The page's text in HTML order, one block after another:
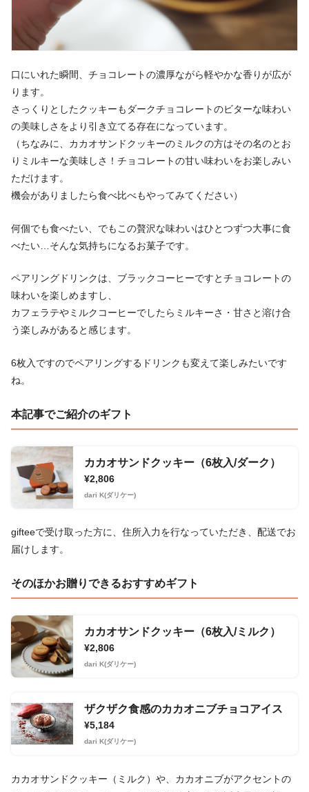
口にいれた瞬間、チョコレートの濃厚ながら軽やかな香りが広が
ります。
さっくりとしたクッキーもダークチョコレートのビターな味わい
の美味しさをより引き立てる存在になっています。
（ちなみに、カカオサンドクッキーのミルクの方はその名のとお
りミルキーな美味しさ！チョコレートの甘い味わいをお楽しみい
ただけます。
機会がありましたら食べ比べもやってみてください）
何個でも食べたい、でもこの贅沢な味わいはひとつずつ大事に食
べたい…そんな気持ちになるお菓子です。
ペアリングドリンクは、ブラックコーヒーですとチョコレートの
味わいを楽しめますし、
カフェラテやミルクコーヒーでしたらミルキーさ・甘さと溶け合
う楽しみがあると感じます。
6枚入ですのでペアリングするドリンクも変えて楽しみたいです
ね。
本記事でご紹介のギフト
カカオサンドクッキー（6枚入/ダーク）
¥2,806
dari K(ダリケー)
gifteeで受け取った方に、住所入力を行なっていただき、配送でお
届けします。
そのほかお贈りできるおすすめギフト
カカオサンドクッキー（6枚入/ミルク）
¥2,806
dari K(ダリケー)
ザクザク食感のカカオニブチョコアイス
¥5,184
dari K(ダリケー)
カカオサンドクッキー（ミルク）や、カカオニブがアクセントの